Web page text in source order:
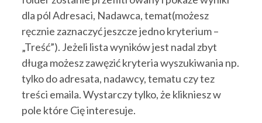
dla pól Adresaci, Nadawca, temat(możesz
ręcznie zaznaczyć jeszcze jedno kryterium –
„Treść”). Jeżeli lista wyników jest nadal zbyt
długa możesz zawęzić kryteria wyszukiwania np.
tylko do adresata, nadawcy, tematu czy tez
treści emaila. Wystarczy tylko, że klikniesz w
pole które Cię interesuje.